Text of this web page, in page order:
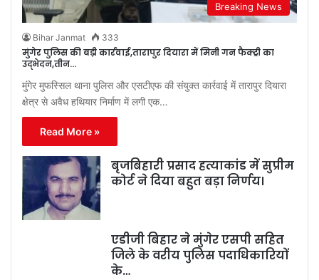
Breaking News
Bihar Janmat 333
मुंगेर पुलिस की बड़ी कार्रवाई,तारापुर दियारा में मिनी गन फैक्ट्री का
उद्भेदन,तीन…
मुंगेर मुफस्सिल थाना पुलिस और एसटीएफ की संयुक्त कार्रवाई में तारापुर दियारा
क्षेत्र से अवैध हथियार निर्माण में लगी एक…
Read More »
बृजबिहारी प्रसाद हत्याकांड में सुप्रीम
कोर्ट ने दिया बहुत बड़ा निर्णय।
एडीजी बिहार ने मुंगेर एसपी सहित
जिले के वरीय पुलिस पदाधिकारियों
के…